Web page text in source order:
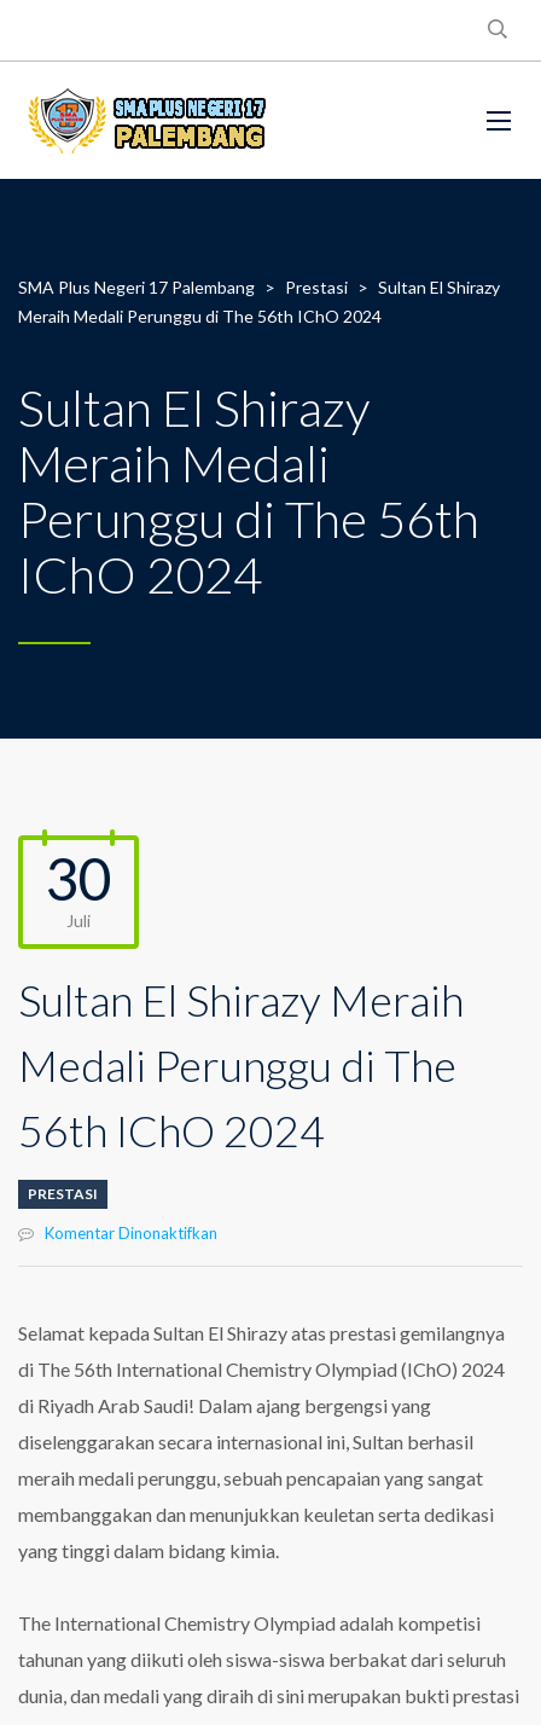
SMA Plus Negeri 17 Palembang > Prestasi > Sultan El Shirazy
Meraih Medali Perunggu di The 56th IChO 2024
Sultan El Shirazy
Meraih Medali
Perunggu di The 56th
IChO 2024
30
Juli
Sultan El Shirazy Meraih
Medali Perunggu di The
56th IChO 2024
PRESTASI
Komentar Dinonaktifkan
Meraih
Perunggu
di
56th
IChO
Selamat kepada Sultan El Shirazy atas prestasi gemilangnya
di The 56th International Chemistry Olympiad (IChO) 2024
di Riyadh Arab Saudi! Dalam ajang bergengsi yang
diselenggarakan secara internasional ini, Sultan berhasil
meraih medali perunggu, sebuah pencapaian yang sangat
membanggakan dan menunjukkan keuletan serta dedikasi
yang tinggi dalam bidang kimia.
The International Chemistry Olympiad adalah kompetisi
tahunan yang diikuti oleh siswa-siswa berbakat dari seluruh
dunia, dan medali yang diraih di sini merupakan bukti prestasi